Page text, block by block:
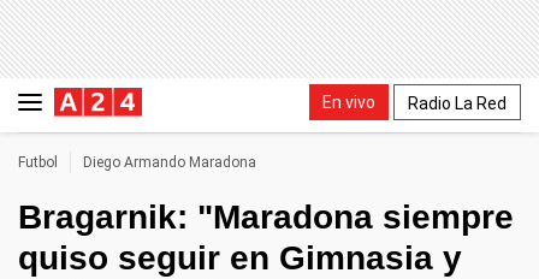
En vivo Radio La Red
Futbol Diego Armando Maradona
Bragarnik: "Maradona siempre
quiso seguir en Gimnasia y